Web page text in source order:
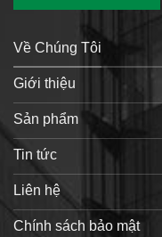
Về Chúng Tôi
Giới thiệu
Sản phẩm
Tin tức
Liên hệ
Chính sách bảo mật